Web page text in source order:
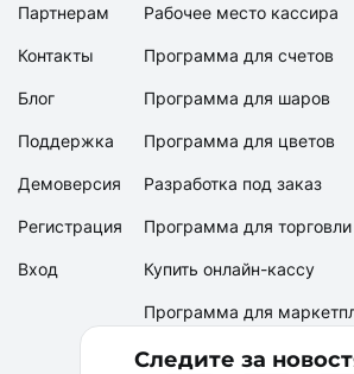
Партнерам
Контакты
Блог
Поддержка
Демоверсия
Регистрация
Вход
Рабочее место кассира
Программа для счетов
Программа для шаров
Программа для цветов
Разработка под заказ
Программа для торговли
Купить онлайн-кассу
Программа для
Следите за